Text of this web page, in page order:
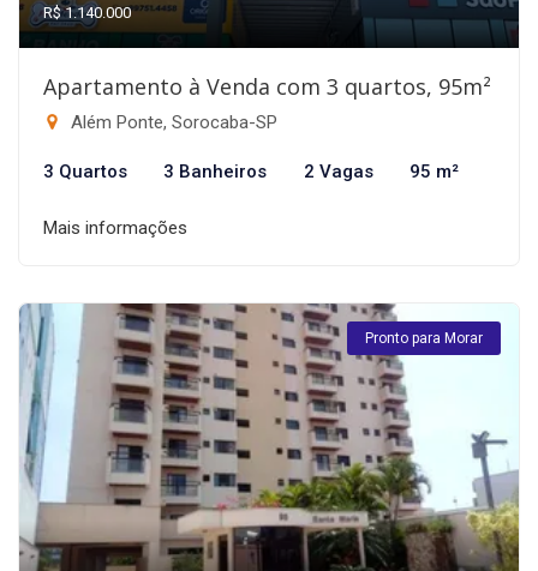
R$ 1.140.000
Apartamento à Venda com 3 quartos, 95m²
Além Ponte, Sorocaba-SP
3 Quartos 3 Banheiros 2 Vagas 95 m²
Mais informações
Pronto para Morar